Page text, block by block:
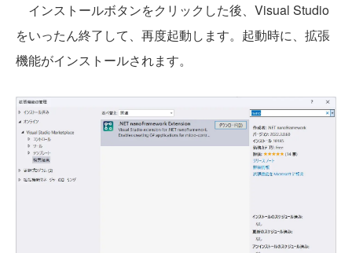
インストールボタンをクリックした後、Visual Studio
をいったん終了して、再度起動します。起動時に、拡張
機能がインストールされます。